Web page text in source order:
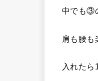
中でも③
肩も腰も
入れたら